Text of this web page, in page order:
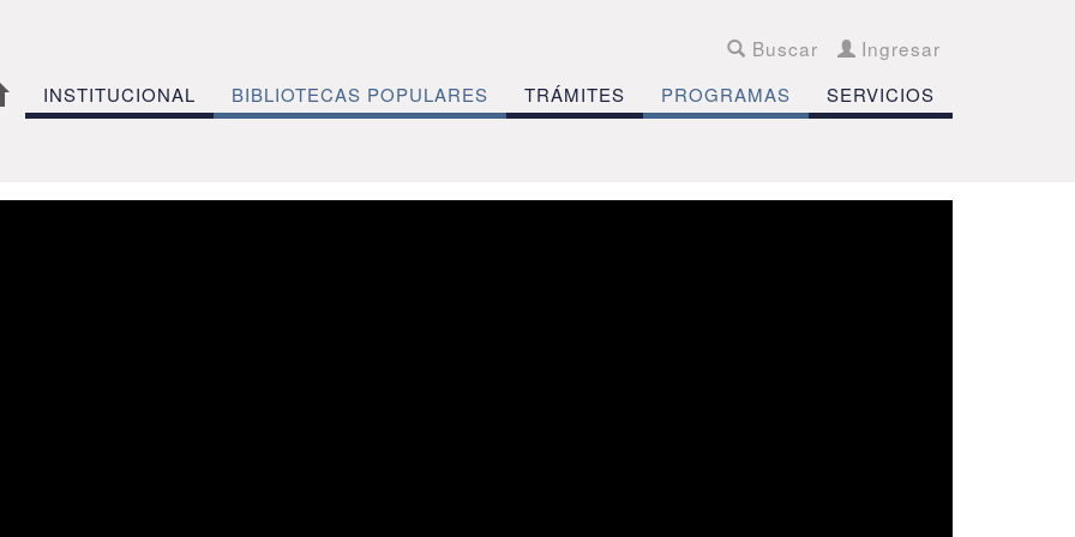
INSTITUCIONAL BIBLIOTECAS POPULARES TRÁMITES PROGRAMAS SERVICIOS
Buscar Ingresar